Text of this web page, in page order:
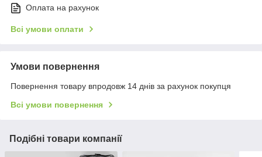
Оплата на рахунок
Всі умови оплати
Умови повернення
Повернення товару впродовж 14 днів за рахунок покупця
Всі умови повернення
Подібні товари компанії